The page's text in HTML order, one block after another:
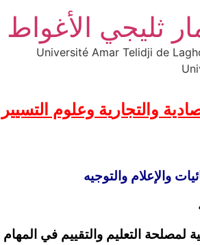
ثليجي الأغواط
Université Amar Telidji de
والتجارية وعلوم التسيير
والإعلام والتوجيه
لمصلحة التعليم والتقييم في المهام